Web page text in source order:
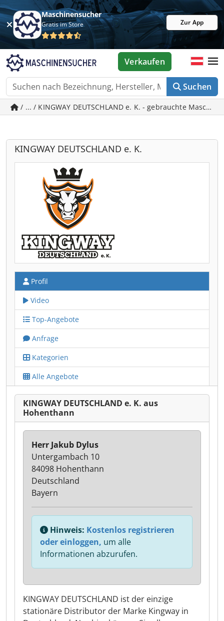
Maschinensucher
Gratis im Store Zur App
Suchen
Verkaufen
/ ... / KINGWAY DEUTSCHLAND e. K. - gebrauchte
KINGWAY DEUTSCHLAND e. K.
Profil
Video
Top-Angebote
Anfrage
Kategorien
Alle Angebote
KINGWAY DEUTSCHLAND e. K. aus
Hohenthann
KINGWAY DEUTSCHLAND ist der einzige
stationäre Distributor der Marke Kingway in
Herr Jakub Dylus
Untergambach 10
84098 Hohenthann
Deutschland
Bayern
Hinweis: Kostenlos registrieren
oder einloggen, um alle
Informationen abzurufen.